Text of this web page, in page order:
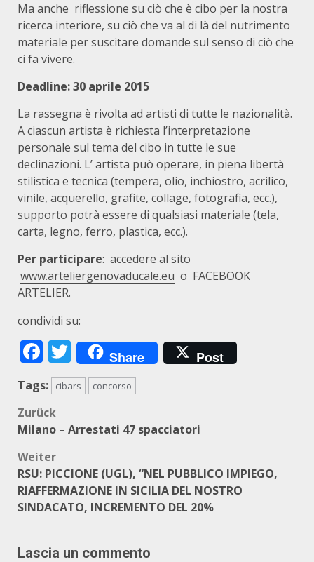
Ma anche riflessione su ciò che è cibo per la nostra
ricerca interiore, su ciò che va al di là del nutrimento
materiale per suscitare domande sul senso di ciò che
ci fa vivere.
Deadline: 30 aprile 2015
La rassegna è rivolta ad artisti di tutte le nazionalità.
A ciascun artista è richiesta l’interpretazione
personale sul tema del cibo in tutte le sue
declinazioni. L’ artista può operare, in piena libertà
stilistica e tecnica (tempera, olio, inchiostro, acrilico,
vinile, acquerello, grafite, collage, fotografia, ecc.),
supporto potrà essere di qualsiasi materiale (tela,
carta, legno, ferro, plastica, ecc.).
Per participare: accedere al sito
www.arteliergenovaducale.eu o FACEBOOK
ARTELIER.
condividi su:
Facebook
Twitter
Share Post
Tags: cibars concorso
Beitragsnavigation
Zurück
Milano – Arrestati 47 spacciatori
Weiter
RSU: PICCIONE (UGL), “NEL PUBBLICO IMPIEGO,
RIAFFERMAZIONE IN SICILIA DEL NOSTRO
SINDACATO, INCREMENTO DEL 20%
Lascia un commento